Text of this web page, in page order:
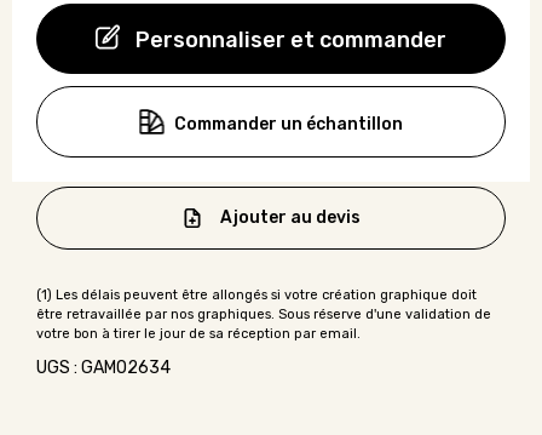
Personnaliser et commander
Commander un échantillon
Ajouter au devis
UGS : GAMO2634